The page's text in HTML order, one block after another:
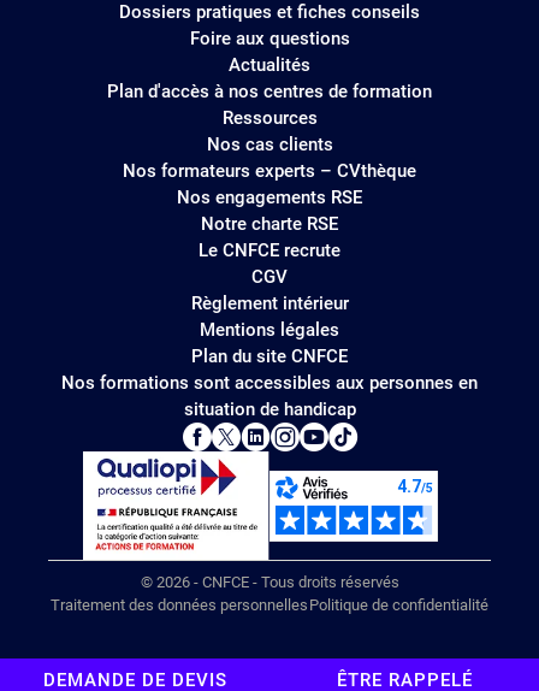
Dossiers pratiques et fiches conseils
Foire aux questions
Actualités
Plan d'accès à nos centres de formation
Ressources
Nos cas clients
Nos formateurs experts – CVthèque
Nos engagements RSE
Notre charte RSE
Le CNFCE recrute
CGV
Règlement intérieur
Mentions légales
Plan du site CNFCE
Nos formations sont accessibles aux personnes en
situation de handicap
© 2026 - CNFCE - Tous droits réservés
Traitement des données personnelles Politique de confidentialité
DEMANDE DE DEVIS ÊTRE RAPPELÉ